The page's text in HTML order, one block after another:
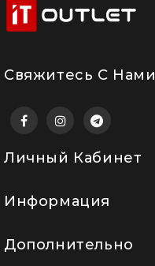
Свяжитесь С Нами
Личный Кабинет
Информация
Дополнительно